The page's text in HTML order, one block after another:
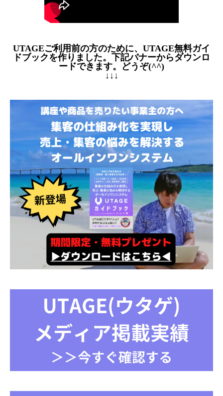
UTAGEご利用前の方のために、UTAGE無料ガイ
ドブックを作りました。下記バナーからダウンロ
ードできます。どうぞ(^^)
↓↓↓